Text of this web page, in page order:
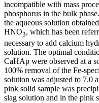
incompatible with mass
phosphorus in the bulk
the aqueous solution
HNO3, which has been
necessary to add calcium
solution. The optimal
CaHAp were observed at a
100% removal of the Fe-
solution was adjusted to 7.0
pink solid sample was
slag solution and in the pink